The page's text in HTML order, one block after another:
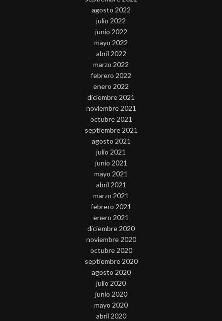
agosto 2022
julio 2022
junio 2022
mayo 2022
abril 2022
marzo 2022
febrero 2022
enero 2022
diciembre 2021
noviembre 2021
octubre 2021
septiembre 2021
agosto 2021
julio 2021
junio 2021
mayo 2021
abril 2021
marzo 2021
febrero 2021
enero 2021
diciembre 2020
noviembre 2020
octubre 2020
septiembre 2020
agosto 2020
julio 2020
junio 2020
mayo 2020
abril 2020